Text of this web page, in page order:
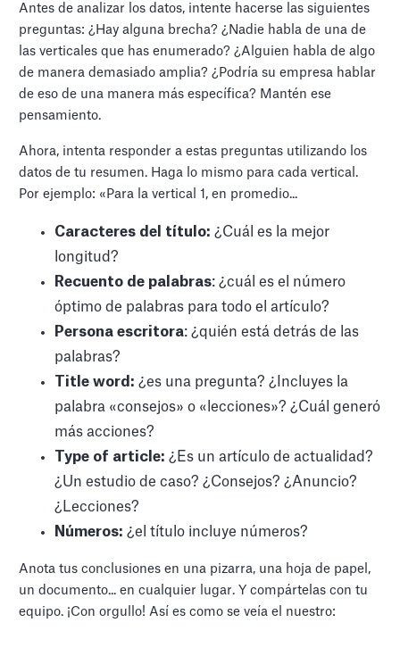
Antes de analizar los datos, intente hacerse las siguientes
preguntas: ¿Hay alguna brecha? ¿Nadie habla de una de
las verticales que has enumerado? ¿Alguien habla de algo
de manera demasiado amplia? ¿Podría su empresa hablar
de eso de una manera más específica? Mantén ese
pensamiento.
Ahora, intenta responder a estas preguntas utilizando los
datos de tu resumen. Haga lo mismo para cada vertical.
Por ejemplo: «Para la vertical 1, en promedio...
Caracteres del título: ¿Cuál es la mejor
longitud?
Recuento de palabras: ¿cuál es el número
óptimo de palabras para todo el artículo?
Persona escritora: ¿quién está detrás de las
palabras?
Title word: ¿es una pregunta? ¿Incluyes la
palabra «consejos» o «lecciones»? ¿Cuál generó
más acciones?
Type of article: ¿Es un artículo de actualidad?
¿Un estudio de caso? ¿Consejos? ¿Anuncio?
¿Lecciones?
Números:¿el título incluye números?
Anota tus conclusiones en una pizarra, una hoja de papel,
un documento... en cualquier lugar. Y compártelas con tu
equipo. ¡Con orgullo! Así es como se veía el nuestro: